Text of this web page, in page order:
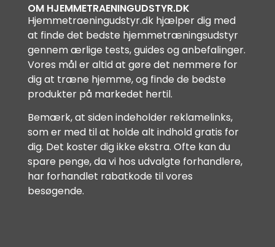
OM HJEMMETRAENINGUDSTYR.DK
Hjemmetraeningudstyr.dk hjælper dig med
at finde det bedste hjemmetræningsudstyr
gennem ærlige tests, guides og anbefalinger.
Vores mål er altid at gøre det nemmere for
dig at træne hjemme, og finde de bedste
produkter på markedet hertil.
Bemærk, at siden indeholder reklamelinks,
som er med til at holde alt indhold gratis for
dig. Det koster dig ikke ekstra. Ofte kan du
spare penge, da vi hos udvalgte forhandlere,
har forhandlet rabatkode til vores
besøgende.